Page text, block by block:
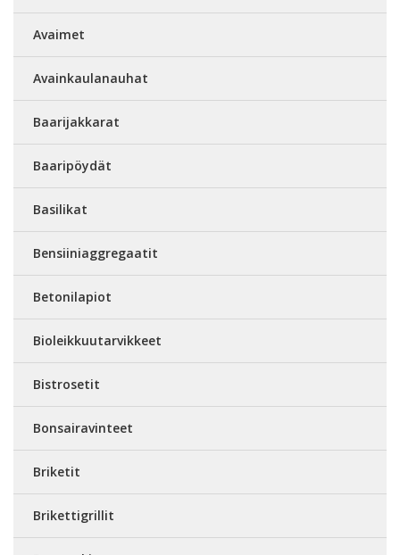
Avaimet
Avainkaulanauhat
Baarijakkarat
Baaripöydät
Basilikat
Bensiiniaggregaatit
Betonilapiot
Bioleikkuutarvikkeet
Bistrosetit
Bonsairavinteet
Briketit
Brikettigrillit